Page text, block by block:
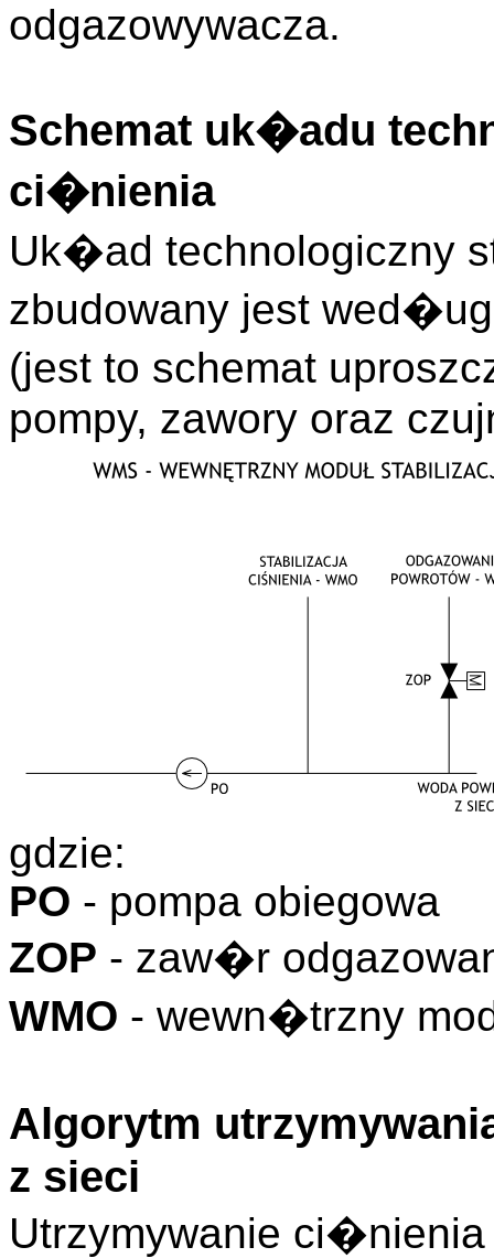
odgazowywacza.
Schemat uk�adu
ci�nienia
Uk�ad technologiczny
zbudowany jest
(jest to schemat
pompy, zawory oraz
gdzie:
PO - pompa obiegowa
ZOP - zaw�r
WMO - wewn�trzny
Algorytm
z sieci
Utrzymywanie